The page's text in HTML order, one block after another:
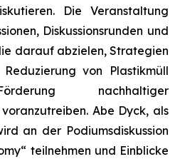
Die Veranstaltung
Diskussionsrunden und
darauf abzielen, Strategien
von Plastikmüll
nachhaltiger
Abe Dyck, als
an der Podiumsdiskussion
teilnehmen und Einblicke